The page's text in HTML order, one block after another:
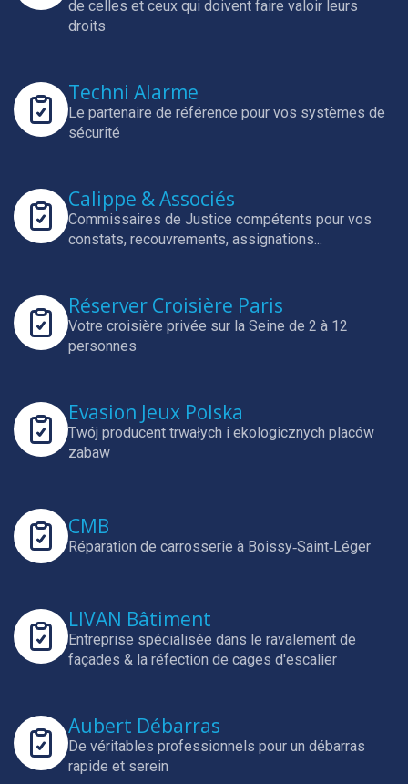
de celles et ceux qui doivent faire valoir leurs
droits
Techni Alarme
Le partenaire de référence pour vos systèmes de
sécurité
Calippe & Associés
Commissaires de Justice compétents pour vos
constats, recouvrements, assignations...
Réserver Croisière Paris
Votre croisière privée sur la Seine de 2 à 12
personnes
Evasion Jeux Polska
Twój producent trwałych i ekologicznych placów
zabaw
CMB
Réparation de carrosserie à Boissy‑Saint‑Léger
LIVAN Bâtiment
Entreprise spécialisée dans le ravalement de
façades & la réfection de cages d'escalier
Aubert Débarras
De véritables professionnels pour un débarras
rapide et serein